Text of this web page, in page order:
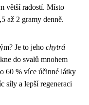
větší radostí. Místo
až 2 gramy denně.
Je to jeho chytrá
do svalů mnohem
60 % více účinné látky
síly a lepší regeneraci